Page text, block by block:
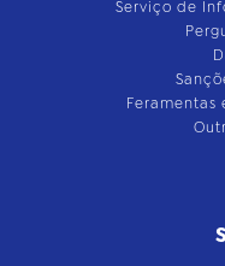
Serviço de
Feramentas